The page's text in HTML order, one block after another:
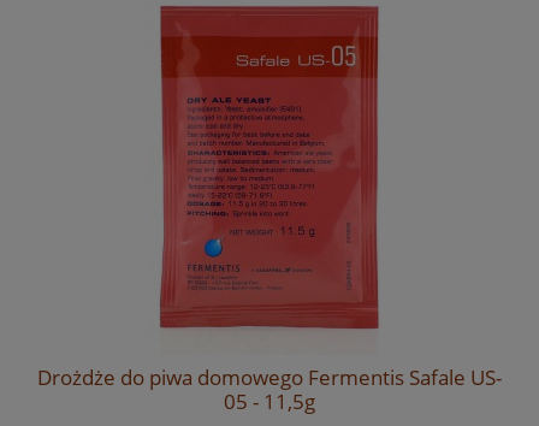
Drożdże do piwa domowego Fermentis Safale US-
05 - 11,5g